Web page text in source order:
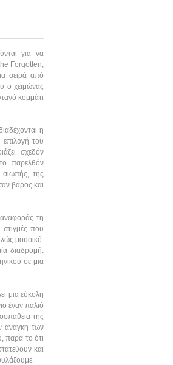
για να
Forgotten,
σειρά από
ο χειμώνας
κομμάτι
η
επιλογή του
σχεδόν
παρελθόν
σιωπής, της
βάρος και
τη
που
μουσικό.
διαδρομή.
σε μια
μια εύκολη
έναν παλιό
της
ανάγκη των
παρά το ότι
και